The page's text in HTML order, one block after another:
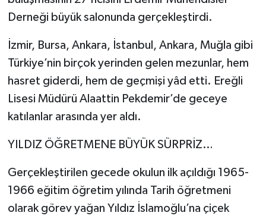
Derneği büyük salonunda gerçekleştirdi.
İzmir, Bursa, Ankara, İstanbul, Ankara, Muğla gibi
Türkiye’nin birçok yerinden gelen mezunlar, hem
hasret giderdi, hem de geçmişi yâd etti. Ereğli
Lisesi Müdürü Alaattin Pekdemir’de geceye
katılanlar arasında yer aldı.
YILDIZ ÖĞRETMENE BÜYÜK SÜRPRİZ…
Gerçekleştirilen gecede okulun ilk açıldığı 1965-
1966 eğitim öğretim yılında Tarih öğretmeni
olarak görev yağan Yıldız İslamoğlu’na çiçek